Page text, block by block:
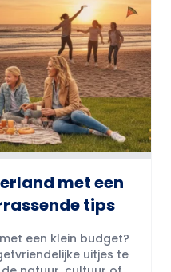
met een
tips
een klein budget?
uitjes te